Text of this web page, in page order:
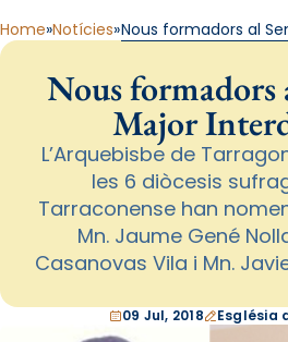
Home Notícies Nous formadors al
Nous formadors
Major
L’Arquebisbe de
les 6 diòcesis
Tarraconense han
Mn. Jaume Gené
Casanovas Vila i Mn.
09 Jul, 2018 Església